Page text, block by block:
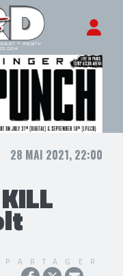
28 MAI 2021, 22:00
PARTAGER